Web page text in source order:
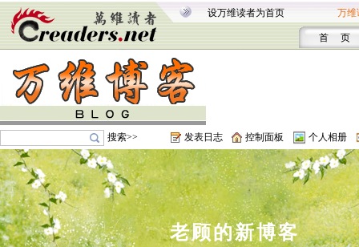
设万维读者为首页 万维
首 页
搜索>> 发表日志 控制面板 个人相册
老顾的新博客